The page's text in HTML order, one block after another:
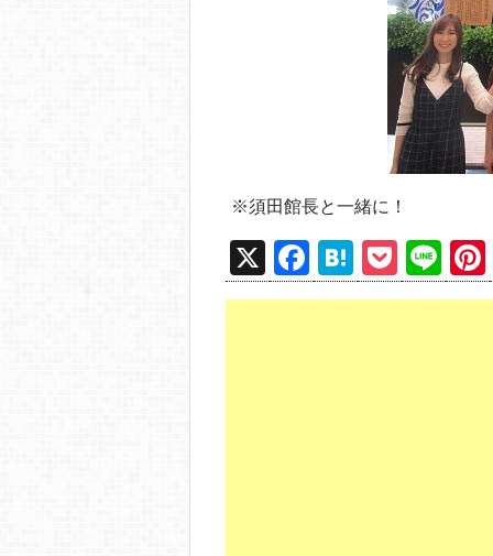
※須田館長と一緒に！
X
F
a
H
at
P
o
Li
n